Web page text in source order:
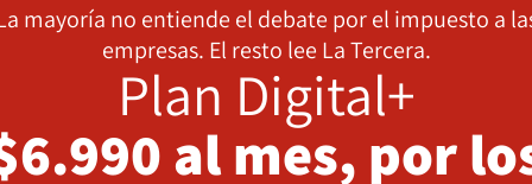
mayoría no entiende el debate por el impuesto a
empresas. El resto lee La Tercera.
Plan Digital+
al mes, por